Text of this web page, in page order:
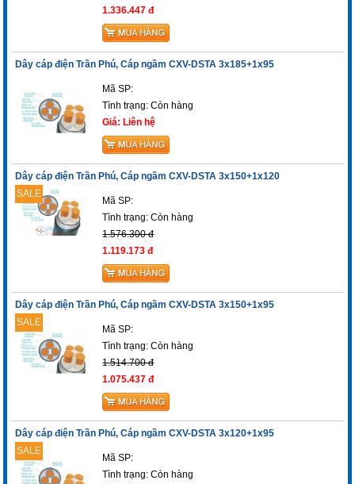
1.336.447 đ
Dây cáp điện Trần Phú, Cáp ngầm CXV-DSTA 3x185+1x95
Mã SP:
Tình trạng:Còn hàng
Giá: Liên hệ
Dây cáp điện Trần Phú, Cáp ngầm CXV-DSTA 3x150+1x120
SALE
Mã SP:
Tình trạng:Còn hàng
1.576.300 đ
1.119.173 đ
Dây cáp điện Trần Phú, Cáp ngầm CXV-DSTA 3x150+1x95
SALE
Mã SP:
Tình trạng:Còn hàng
1.514.700 đ
1.075.437 đ
Dây cáp điện Trần Phú, Cáp ngầm CXV-DSTA 3x120+1x95
SALE
Mã SP:
Tình trạng:Còn hàng